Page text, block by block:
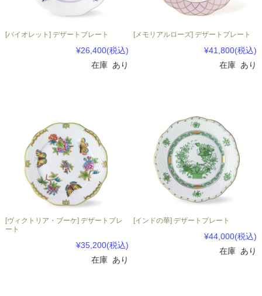
[バイオレット] デザートプレート
¥26,400(税込)
在庫 あり
[メモリアルローズ] デザートプレート
¥41,800(税込)
在庫 あり
[ヴィクトリア・ブーケ] デザートプレ
ート
¥35,200(税込)
在庫 あり
[インドの華] デザートプレート
¥44,000(税込)
在庫 あり